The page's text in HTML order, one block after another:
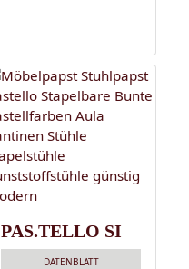
PAS.TELLO SI
DATENBLATT